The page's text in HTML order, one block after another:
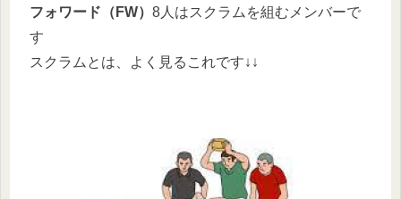
フォワード（FW） 8人はスクラムを組むメンバーで
す
スクラムとは、よく見るこれです↓↓